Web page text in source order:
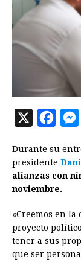
X
c
e
b
o
k
g
Durante su
presidente
alianzas con
noviembre.
«Creemos en
proyecto
tener a sus
que ser